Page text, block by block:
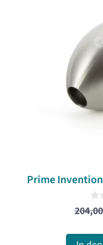
Prime
0
o
t
o
204,00